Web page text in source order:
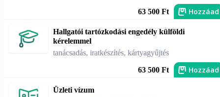
63 500 Ft Hozzáad
Hallgatói tartózkodási engedély külföldi
kérelemmel
tanácsadás, iratkészítés, kártyagyűjtés
63 500 Ft Hozzáad
Üzleti vízum